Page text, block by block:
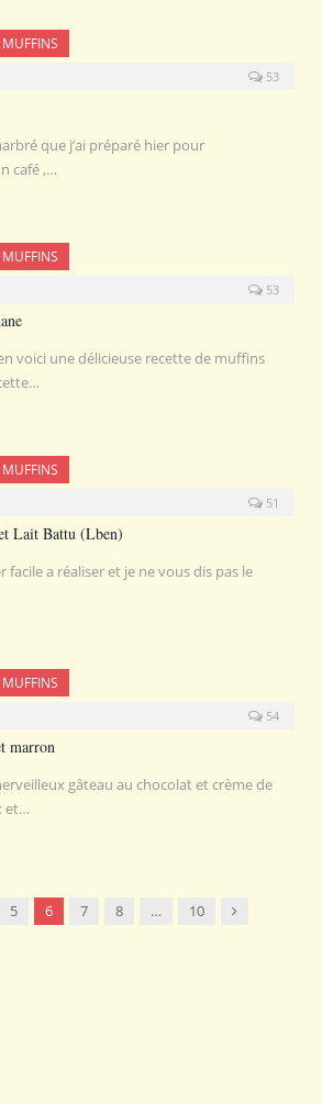
53
que j’ai préparé hier pour
café ,…
53
voici une délicieuse recette de muffins
51
Lait Battu (Lben)
a réaliser et je ne vous dis pas le
54
marron
gâteau au chocolat et crème de
et…
5 6 7 8 … 10 Next